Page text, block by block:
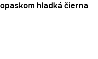
hladká čierna